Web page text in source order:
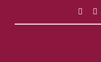
springen